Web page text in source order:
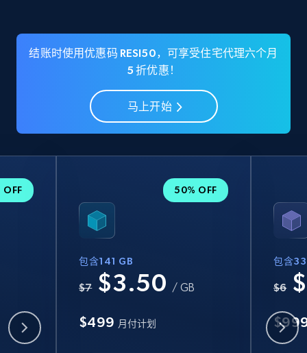
结账时使用优惠码 RESI50，可享受住宅代理六个月
5 折优惠！
马上开始
OFF 50% OFF
包含141 GB
$7 $3.50 / GB
$499 月付计划
包含
$6